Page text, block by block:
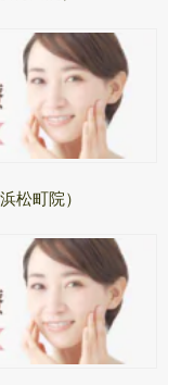
松町院）